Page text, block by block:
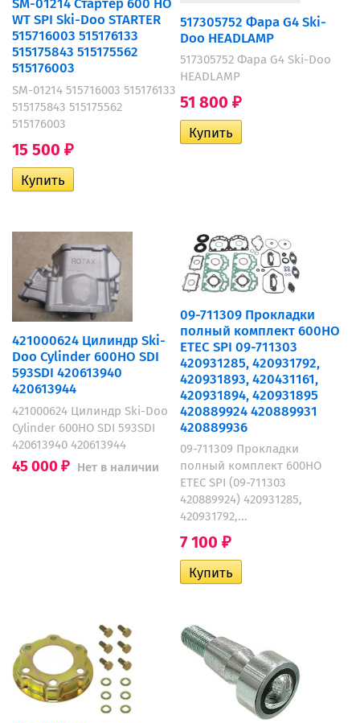
SM-01214 Стартер 600 HO
WT SPI Ski-Doo STARTER
515716003 515176133
515175843 515175562
515176003
SM-01214 515716003 515176133
515175843 515175562
515176003
15 500 ₽
517305752 Фара G4 Ski-
Doo HEADLAMP
517305752 Фара G4 Ski-Doo
HEADLAMP
51 800 ₽
421000624 Цилиндр Ski-
Doo Cylinder 600HO SDI
593SDI 420613940
420613944
421000624 Цилиндр Ski-Doo
Cylinder 600HO SDI 593SDI
420613940 420613944
45 000 ₽ Нет в наличии
09-711309 Прокладки
полный комплект 600HO
ETEC SPI 09-711303
420931285, 420931792,
420931893, 420431161,
420931894, 420931895
420889924 420889931
420889936
09-711309 Прокладки
полный комплект 600HO
ETEC SPI (09-711303
420889924) 420931285,
420931792,...
7 100 ₽